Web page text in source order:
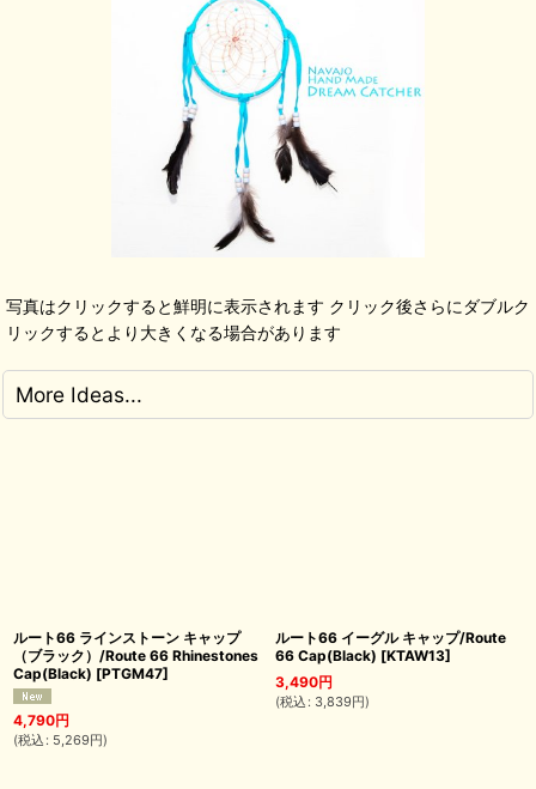
写真はクリックすると鮮明に表示されます クリック後さらにダブルク
リックするとより大きくなる場合があります
More Ideas...
ルート66 ラインストーン キャップ
（ブラック）/Route 66 Rhinestones
Cap(Black) [PTGM47]
4,790円
(税込 : 5,269円)
ルート66 イーグル キャップ/Route
66 Cap(Black) [KTAW13]
3,490円
(税込 : 3,839円)